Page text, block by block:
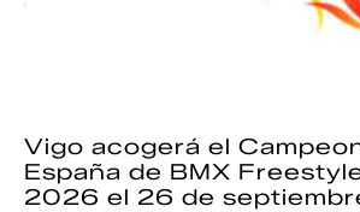
Vigo acogerá el
España de BMX
2026 el 26 de